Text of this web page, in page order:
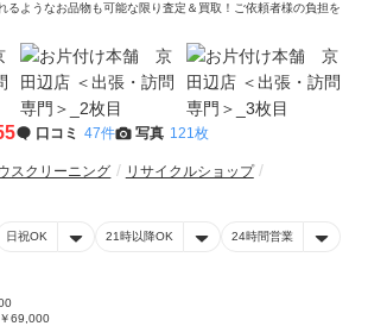
るようなお品物も可能な限り査定＆買取！ご依頼者様の負担を
口コミ 47件 写真 121枚
スクリーニング
リサイクルショップ
日祝OK 21時以降OK 24時間営業
69,000